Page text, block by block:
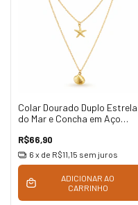
Colar Dourado Duplo Estrela
do Mar e Concha em Aço
R$66,90
6 x de R$11,15 sem juros
ADICIONAR AO
CARRINHO